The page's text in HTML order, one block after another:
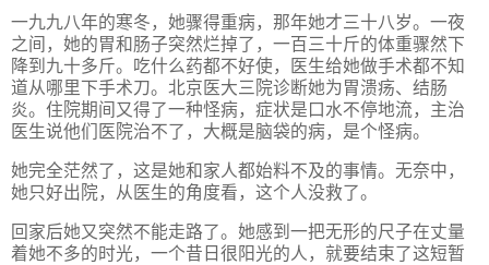
一九九八年的寒冬，她骤得重病，那年她才三十八岁。一夜
之间，她的胃和肠子突然烂掉了，一百三十斤的体重骤然下
降到九十多斤。吃什么药都不好使，医生给她做手术都不知
道从哪里下手术刀。北京医大三院诊断她为胃溃疡、结肠
炎。住院期间又得了一种怪病，症状是口水不停地流，主治
医生说他们医院治不了，大概是脑袋的病，是个怪病。
她完全茫然了，这是她和家人都始料不及的事情。无奈中，
她只好出院，从医生的角度看，这个人没救了。
回家后她又突然不能走路了。她感到一把无形的尺子在丈量
着她不多的时光，一个昔日很阳光的人，就要结束了这短暂